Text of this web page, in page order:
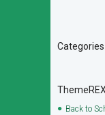
Categories
Back to